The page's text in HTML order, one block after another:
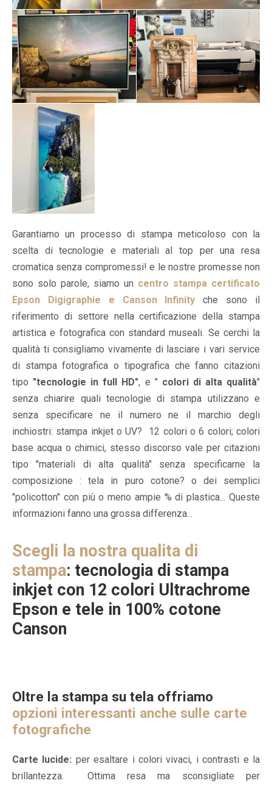
Garantiamo un processo di stampa meticoloso con la
scelta di tecnologie e materiali al top per una resa
cromatica senza compromessi! e le nostre promesse non
sono solo parole, siamo un centro stampa certificato
Epson Digigraphie e Canson Infinity che sono il
riferimento di settore nella certificazione della stampa
artistica e fotografica con standard museali. Se cerchi la
qualità ti consigliamo vivamente di lasciare i vari service
di stampa fotografica o tipografica che fanno citazioni
tipo "tecnologie in full HD", e " colori di alta qualità"
senza chiarire quali tecnologie di stampa utilizzano e
senza specificare ne il numero ne il marchio degli
inchiostri: stampa inkjet o UV? 12 colori o 6 colori; colori
base acqua o chimici, stesso discorso vale per citazioni
tipo "materiali di alta qualità" senza specificarne la
composizione : tela in puro cotone? o dei semplici
"policotton" con più o meno ampie % di plastica... Queste
informazioni fanno una grossa differenza...
Scegli la nostra qualita di
stampa: tecnologia di stampa
inkjet con 12 colori Ultrachrome
Epson e tele in 100% cotone
Canson
Oltre la stampa su tela offriamo
opzioni interessanti anche sulle carte
fotografiche
Carte lucide: per esaltare i colori vivaci, i contrasti e la
brillantezza. Ottima resa ma sconsigliate per